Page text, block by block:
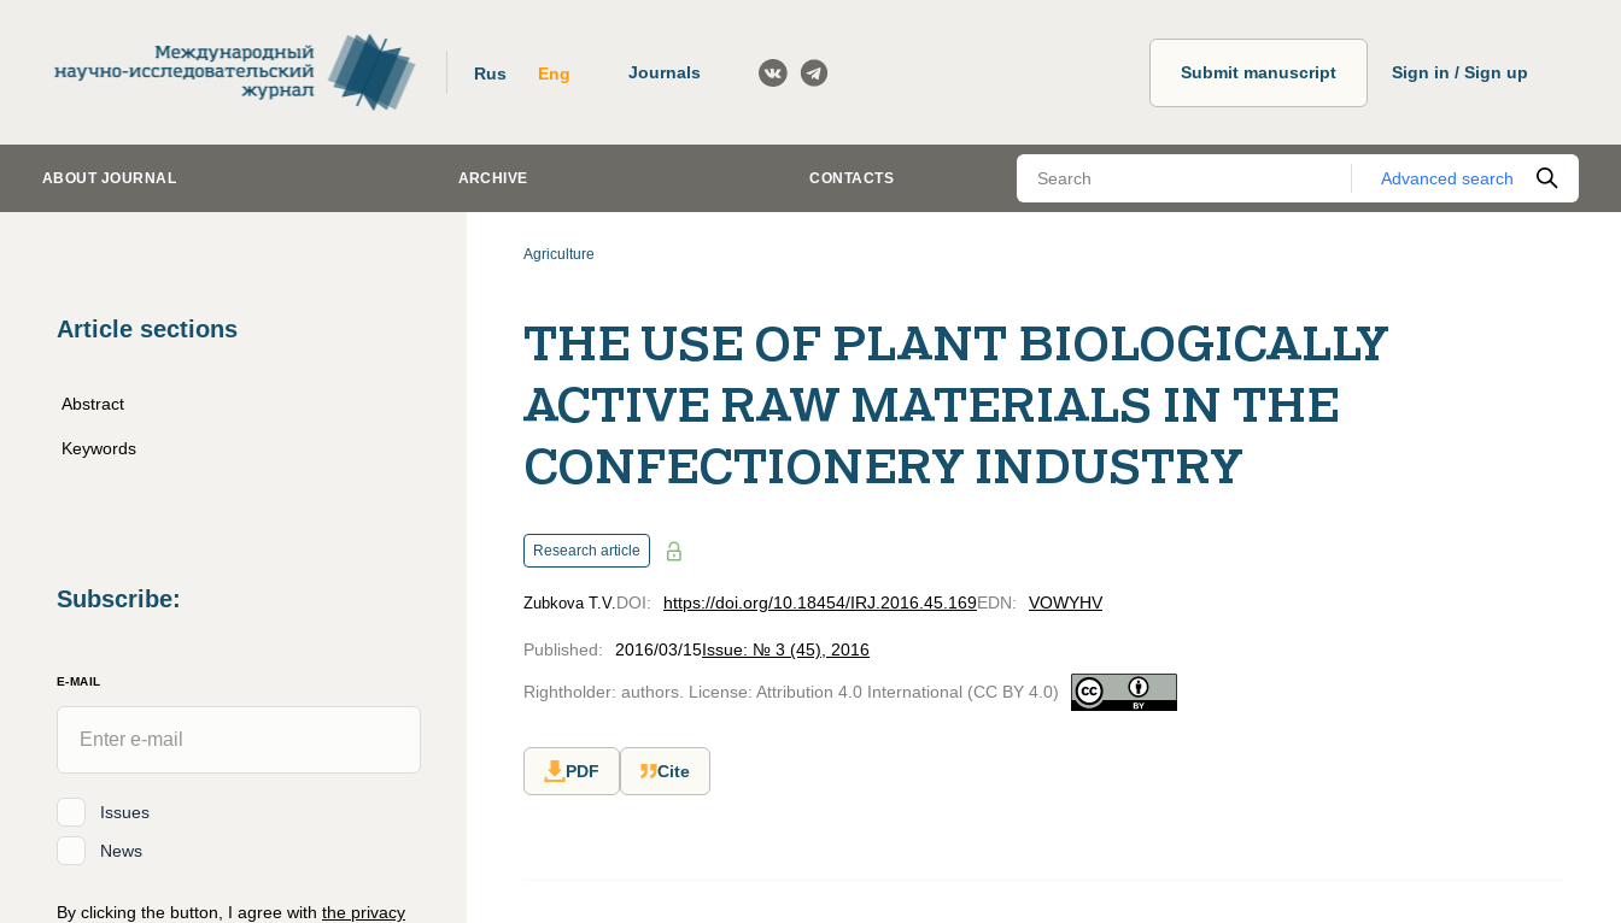
Rus Eng Journals Submit manuscript Sign in / Sign up
ABOUT JOURNAL ARCHIVE CONTACTS Advanced search
Article sections
Abstract
Keywords
Subscribe:
E-MAIL
Issues
News
By clicking the button, I agree with the privacy
Agriculture
THE USE OF PLANT BIOLOGICALLY
ACTIVE RAW MATERIALS IN THE
CONFECTIONERY INDUSTRY
Research article
Zubkova T.V. DOI: https://doi.org/10.18454/IRJ.2016.45.169EDN: VOWYHV
Published: 2016/03/15Issue: № 3 (45), 2016
Rightholder: authors. License: Attribution 4.0 International (CC BY 4.0)
PDF Cite